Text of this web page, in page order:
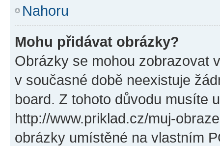
Nahoru
Mohu přidávat obrázky?
Obrázky se mohou zobrazovat
v současné době neexistuje
board. Z tohoto důvodu musíte
http://www.priklad.cz/muj-
obrázky umístěné na vlastním